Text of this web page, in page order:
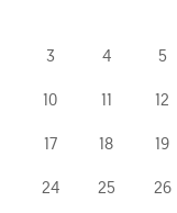
3 4 5
10 11 12
17 18 19
24 25 26